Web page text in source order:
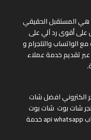
هي المستقبل الحقيقي
على أقوى رد آلي على
الواتساب والتلجرام و
تقديم خدمة عملاء
الكترونيافضل شات
شات بوت شات بوت
api whatsappخدمة